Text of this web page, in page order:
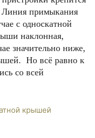
Линия примыкания
с односкатной
наклонная,
значительно ниже,
Но всё равно к
со всей